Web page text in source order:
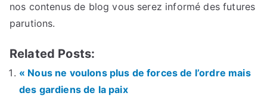
nos contenus de blog vous serez informé des futures
parutions.
Related Posts:
« Nous ne voulons plus de forces de l’ordre mais
des gardiens de la paix